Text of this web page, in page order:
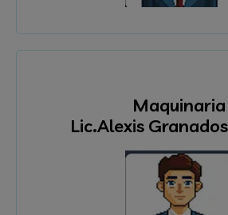
Maquinaria
Lic.Alexis